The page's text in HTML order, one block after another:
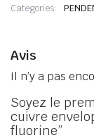
suspendue
à
Categories:
Avis
Il n’y a pas
Soyez le
cuivre
fluorine”